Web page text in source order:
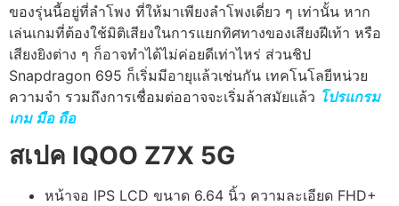
ของรุ่นนี้อยู่ที่ลำโพง ที่ให้มาเพียงลำโพงเดี่ยว ๆ เท่านั้น หาก
เล่นเกมที่ต้องใช้มิติเสียงในการแยกทิศทางของเสียงฝีเท้า หรือ
เสียงยิงต่าง ๆ ก็อาจทำได้ไม่ค่อยดีเท่าไหร่ ส่วนชิป
Snapdragon 695 ก็เริ่มมีอายุแล้วเช่นกัน เทคโนโลยีหน่วย
ความจำ รวมถึงการเชื่อมต่ออาจจะเริ่มล้าสมัยแล้ว โปรแกรม
เกม มือ ถือ
สเปค IQOO Z7X 5G
หน้าจอ IPS LCD ขนาด 6.64 นิ้ว ความละเอียด FHD+